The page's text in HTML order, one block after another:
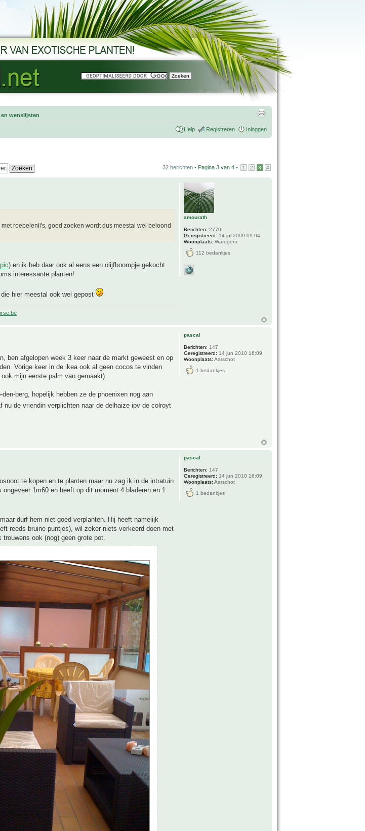
wenslijsten
Help Registreren Inloggen
32 berichten • Pagina 3 van 4 • 1 2 3 4
roebelenii's, goed zoeken wordt dus meestal wel beloond
) en ik heb daar ook al eens een olijfboompje gekocht
interessante planten!
hier meestal ook wel gepost
amourath
Berichten: 2770
Geregistreerd: 14 jul 2009 09:04
Woonplaats: Waregem
112 bedankjes
ben afgelopen week 3 keer naar de markt geweest en op
Vorige keer in de ikea ook al geen cocos te vinden
mijn eerste palm van gemaakt)
berg, hopelijk hebben ze de phoenixen nog aan
nu de vriendin verplichten naar de delhaize ipv de colroyt
pascal
Berichten: 147
Geregistreerd: 14 jun 2010 16:09
Woonplaats: Aarschot
1 bedankjes
te kopen en te planten maar nu zag ik in de intratuin
1m60 en heeft op dit moment 4 bladeren en 1
durf hem niet goed verplanten. Hij heeft namelijk
reeds bruine puntjes), wil zeker niets verkeerd doen met
ook (nog) geen grote pot.
pascal
Berichten: 147
Geregistreerd: 14 jun 2010 16:09
Woonplaats: Aarschot
1 bedankjes